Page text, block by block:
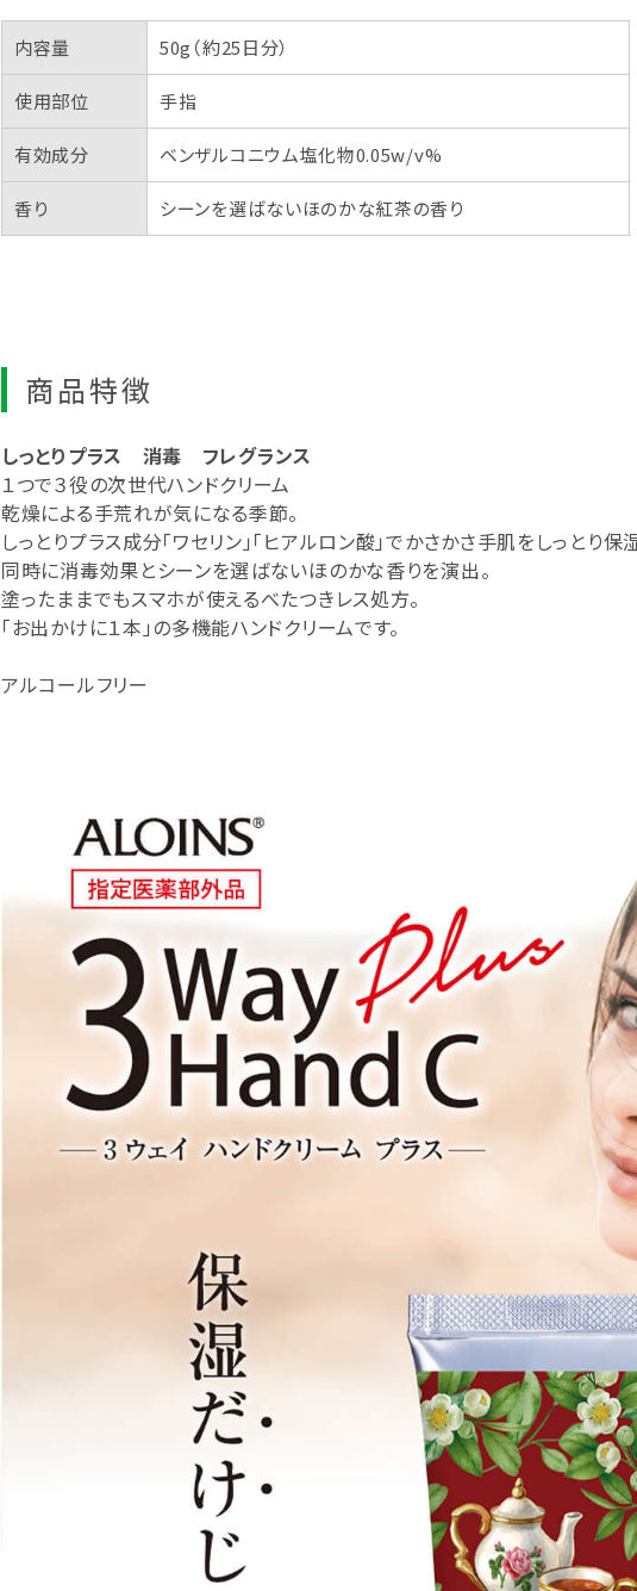
内容量 50g（約25日分）
使用部位 手指
有効成分 ベンザルコニウム塩化物0.05w/v%
香り シーンを選ばないほのかな紅茶の香り
商品特徴
しっとりプラス 消毒 フレグランス
１つで３役の次世代ハンドクリーム
乾燥による手荒れが気になる季節。
しっとりプラス成分「ワセリン」「ヒアルロン酸」でかさかさ手肌をしっとり保
同時に消毒効果とシーンを選ばないほのかな香りを演出。
塗ったままでもスマホが使えるべたつきレス処方。
「お出かけに１本」の多機能ハンドクリームです。
アルコールフリー